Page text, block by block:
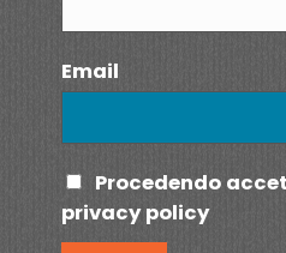
Email
Procedendo
privacy policy